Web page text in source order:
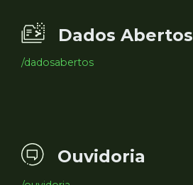
Dados Abertos
/dadosabertos
Ouvidoria